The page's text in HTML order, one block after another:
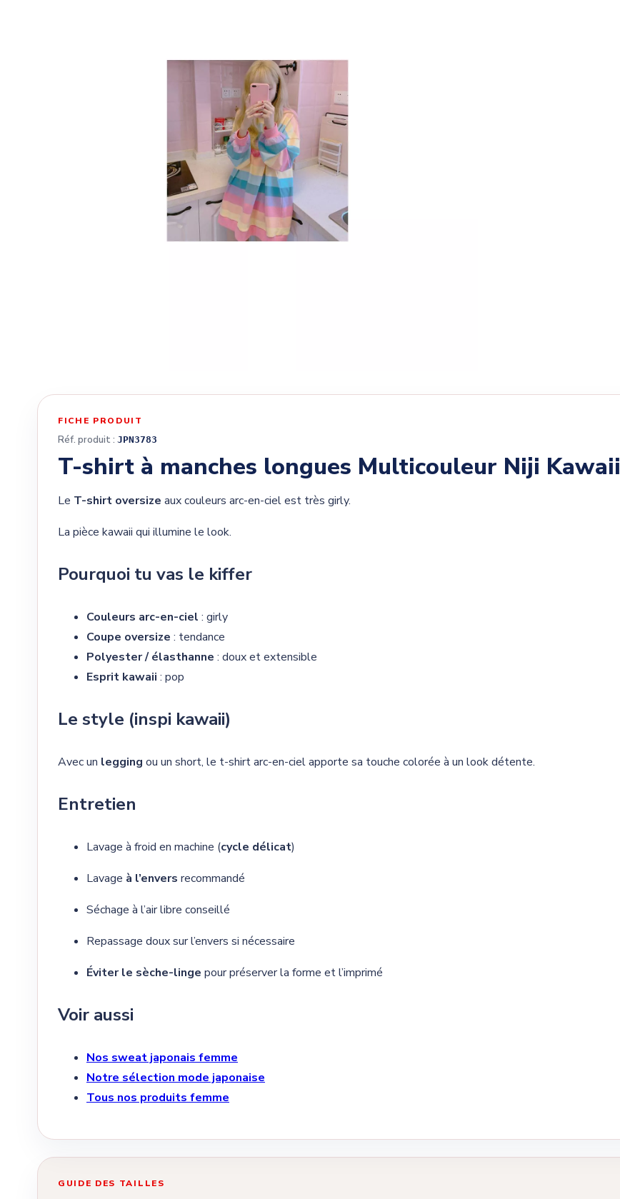
FICHE PRODUIT
Réf. produit : JPN3783
T-shirt à manches longues Multicouleur Niji Kawaii
Le T-shirt oversize aux couleurs arc-en-ciel est très girly.
La pièce kawaii qui illumine le look.
Pourquoi tu vas le kiffer
Couleurs arc-en-ciel : girly
Coupe oversize : tendance
Polyester / élasthanne : doux et extensible
Esprit kawaii : pop
Le style (inspi kawaii)
Avec un legging ou un short, le t-shirt arc-en-ciel apporte sa touche colorée à un look détente.
Entretien
Lavage à froid en machine (cycle délicat)
Lavage à l’envers recommandé
Séchage à l’air libre conseillé
Repassage doux sur l’envers si nécessaire
Éviter le sèche-linge pour préserver la forme et l’imprimé
Voir aussi
Nos sweat japonais femme
Notre sélection mode japonaise
Tous nos produits femme
GUIDE DES TAILLES